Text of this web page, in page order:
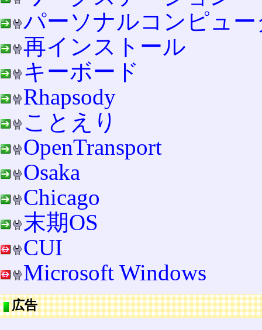
パーソナルコンピュー
再インストール
キーボード
Rhapsody
ことえり
OpenTransport
Osaka
Chicago
末期OS
CUI
Microsoft Windows
広告